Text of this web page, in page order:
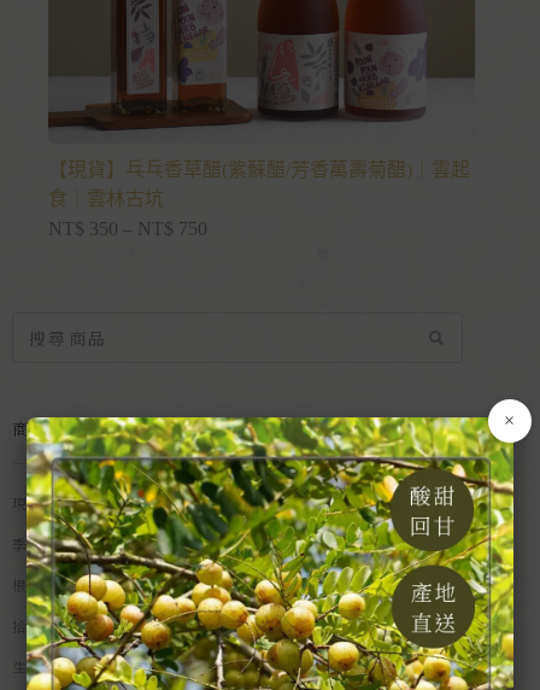
【現貨】乓乓香草醋(紫蘇醋/芳香萬壽菊醋)｜雲起
食｜雲林古坑
NT$ 350 – NT$ 750
商品分類
現貨專區
季節水果
根莖蔬菜
拾間米食
生鮮漁產
×